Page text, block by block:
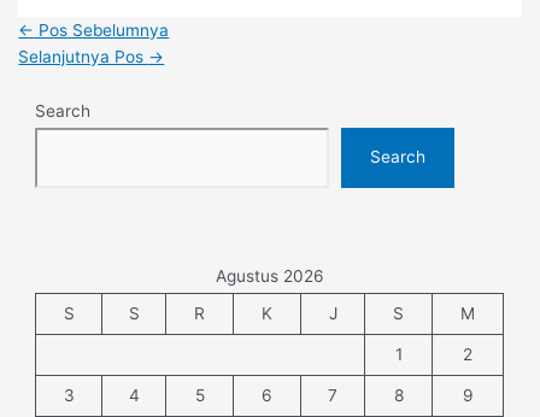
← Pos Sebelumnya
Selanjutnya Pos →
Search
Search
Agustus 2026
S
S R K J S M
1 2
3 4 5 6 7 8 9